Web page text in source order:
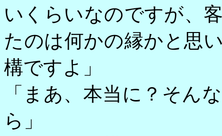
いくらいなのですが、
たのは何かの縁かと思
構ですよ」
「まあ、本当に？そん
ら」